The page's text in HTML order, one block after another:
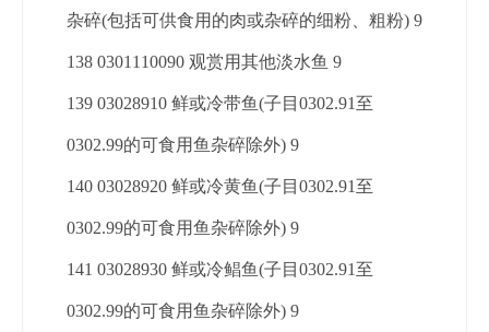
杂碎(包括可供食用的肉或杂碎的细粉、粗粉) 9
138 0301110090 观赏用其他淡水鱼 9
139 03028910 鲜或冷带鱼(子目0302.91至
0302.99的可食用鱼杂碎除外) 9
140 03028920 鲜或冷黄鱼(子目0302.91至
0302.99的可食用鱼杂碎除外) 9
141 03028930 鲜或冷鲳鱼(子目0302.91至
0302.99的可食用鱼杂碎除外) 9